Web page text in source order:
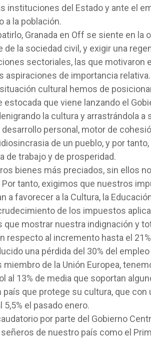
instituciones del Estado y ante el
a la población.
Granada en Off se siente en
de la sociedad civil, y exigir una
sectoriales, las que motivaron
aspiraciones de importancia relativa.
cultural hemos de
estocada que viene lanzando el
la cultura y arrastrándola a
desarrollo personal, motor de
de un pueblo, y por
de trabajo y de prosperidad.
bienes más preciados, sin ellos
Por tanto, exigimos que nuestros
a favorecer a la Cultura, la
de los impuestos
que mostrar nuestra indignación y
respecto al incremento hasta el
una pérdida del 30% del
miembro de la Unión Europea,
al 13% de media que soportan
país que protege su cultura, que con
5,5% el pasado enero.
por parte del Gobierno
de nuestro país como el